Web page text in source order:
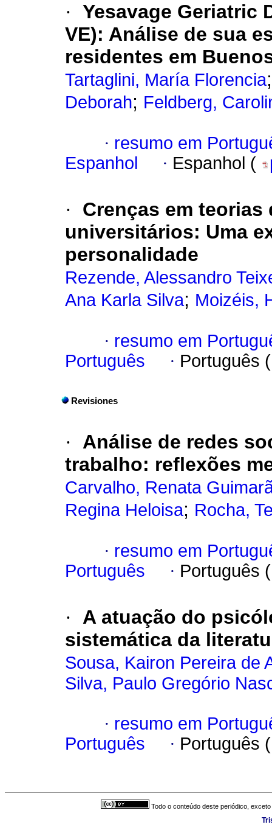
· Yesavage Geriatric
VE): Análise de sua
residentes em
Tartaglini, María Florencia
Deborah; Feldberg,
· resumo em
Espanhol
· Espanhol (
·
Crenças em
universitários: Uma
personalidade
Rezende, Alessandro
Ana Karla Silva; Moizéis,
· resumo em
Português
· Português
Revisiones
·
Análise de redes
trabalho: reflexões
Carvalho, Renata
Regina Heloisa; Rocha,
· resumo em
Português
· Português
·
A atuação do
sistemática da
Sousa, Kairon Pereira de
Silva, Paulo Gregório
· resumo em
Português
· Português
Todo o conteúdo deste periódico,